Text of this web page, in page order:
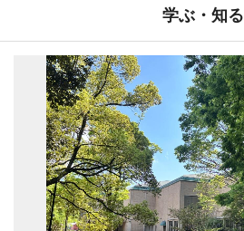
学ぶ・知る